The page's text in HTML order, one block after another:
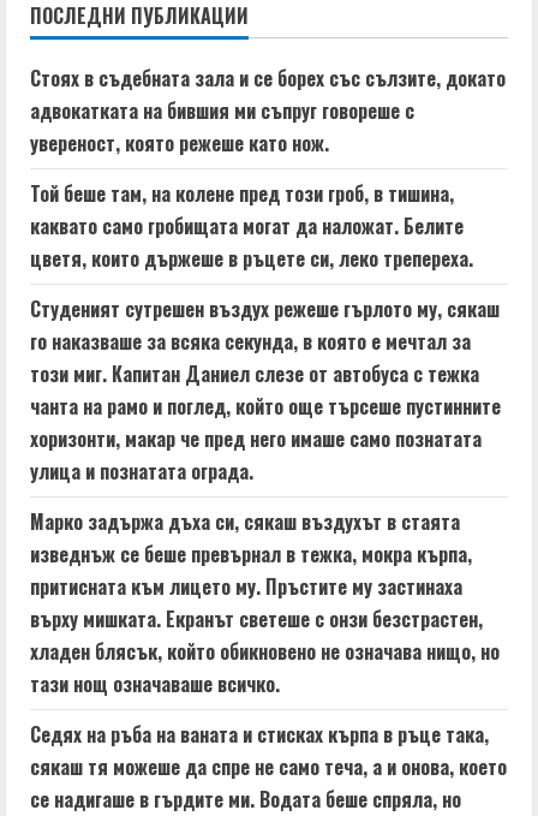
u
e
R
e
a
d
i
n
g
ПОСЛЕДНИ ПУБЛИКАЦИИ
Стоях в съдебната зала и се борех със сълзите, докато
адвокатката на бившия ми съпруг говореше с
увереност, която режеше като нож.
Той беше там, на колене пред този гроб, в тишина,
каквато само гробищата могат да наложат. Белите
цветя, които държеше в ръцете си, леко трепереха.
Студеният сутрешен въздух режеше гърлото му, сякаш
го наказваше за всяка секунда, в която е мечтал за
този миг. Капитан Даниел слезе от автобуса с тежка
чанта на рамо и поглед, който още търсеше пустинните
хоризонти, макар че пред него имаше само познатата
улица и познатата ограда.
Марко задържа дъха си, сякаш въздухът в стаята
изведнъж се беше превърнал в тежка, мокра кърпа,
притисната към лицето му. Пръстите му застинаха
върху мишката. Екранът светеше с онзи безстрастен,
хладен блясък, който обикновено не означава нищо, но
тази нощ означаваше всичко.
Седях на ръба на ваната и стисках кърпа в ръце така,
сякаш тя можеше да спре не само теча, а и онова, което
се надигаше в гърдите ми. Водата беше спряла, но